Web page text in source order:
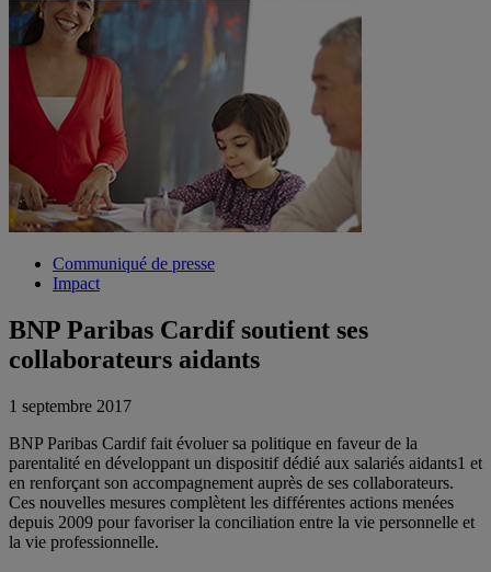
Communiqué de presse
Impact
BNP Paribas Cardif soutient ses
collaborateurs aidants
1 septembre 2017
BNP Paribas Cardif fait évoluer sa politique en faveur de la
parentalité en développant un dispositif dédié aux salariés aidants1 et
en renforçant son accompagnement auprès de ses collaborateurs.
Ces nouvelles mesures complètent les différentes actions menées
depuis 2009 pour favoriser la conciliation entre la vie personnelle et
la vie professionnelle.